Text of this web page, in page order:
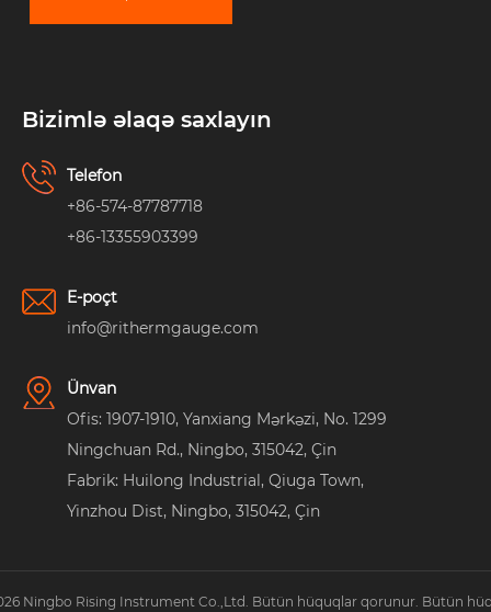
Bizimlə əlaqə saxlayın
Telefon
+86-574-87787718
+86-13355903399
E-poçt
info@rithermgauge.com
Ünvan
Ofis: 1907-1910, Yanxiang Mərkəzi, No. 1299
Ningchuan Rd., Ningbo, 315042, Çin
Fabrik: Huilong Industrial, Qiuga Town,
Yinzhou Dist, Ningbo, 315042, Çin
Ningbo Rising Instrument Co.,Ltd. Bütün hüquqlar qorunur. Bütün